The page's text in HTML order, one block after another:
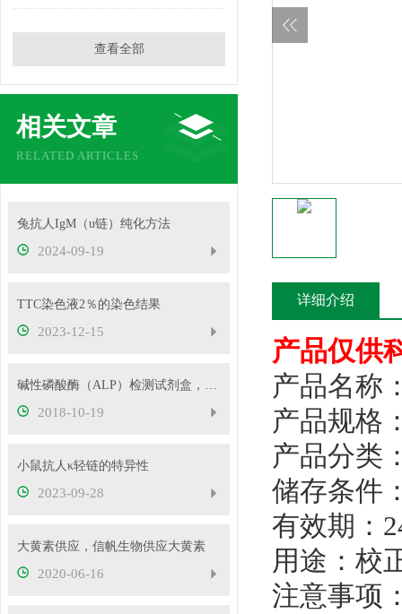
查看全部
相关文章
RELATED ARTICLES
兔抗人IgM（u链）纯化方法
2024-09-19
TTC染色液2％的染色结果
2023-12-15
碱性磷酸酶（ALP）检测试剂盒，信帆生物带您一窥究竟
2018-10-19
小鼠抗人κ轻链的特异性
2023-09-28
大黄素供应，信帆生物供应大黄素
2020-06-16
详细介绍
产品仅供
产品名称
产品规格
产品分类
储存条件
有效期：
用途：校
注意事项